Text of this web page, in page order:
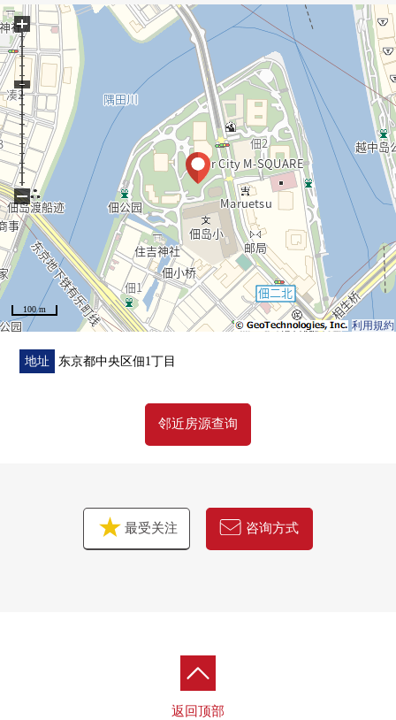
■ 翻新内容(2026年6月完
毕)━━━━━━━━━━━━━━━・・・・・
0 厨房，厕所，浴室，盥洗台全部已换新
0 地毯，Cross NEW张替
0 空调，门全部已换新，室内清洁
■ Mansion的特徴
━━━━━━━━━━━━━━━・・・・・
○ 比东京地铁线有乐町线、都营大江户线"月岛"车站步行
7分钟
○ 三井不动产株式会社开发并分售
○ 290户总户数的大的地方自治团体
0 有人24小时的管理(警卫相当于※额外时间)
○ 便于行李的领取的快递保管柜有
○ 可饲养宠物(有特殊规则)
○ 像酒店的内走廊设计
○ 垃圾回收服务(现状，一星期4日)
0 2025年住宅系统排水管修复工程实施(排水管衬里Dream
被作为～东京水边地开发的先驱在1991年建设的复古·Tower
樱花在河边盛开，感到江户情绪的居住地。在City Front
Tower西侧，保养良好的院子以玫瑰花为中心展开。～
利用規約
100 m
+
−
地址 东京都中央区佃1丁目
邻近房源查询
最受关注 咨询方式
返回顶部